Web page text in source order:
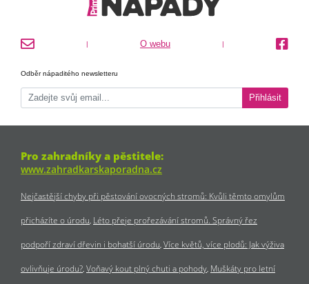
| O webu |
Odběr nápaditého newsletteru
Přihlásit
Pro zahradníky a pěstitele:
www.zahradkarskaporadna.cz
Nejčastější chyby při pěstování ovocných stromů: Kvůli těmto omylům
přicházíte o úrodu Léto přeje prořezávání stromů. Správný řez
podpoří zdraví dřevin i bohatší úrodu Více květů, více plodů: Jak výživa
ovlivňuje úrodu? Voňavý kout plný chuti a pohody Muškáty pro letní